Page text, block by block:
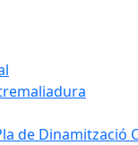
de Dinamització